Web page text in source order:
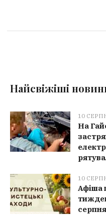
Найсвіжіші
10
На
10
Афіша
серпня